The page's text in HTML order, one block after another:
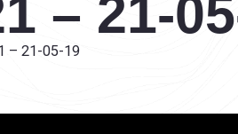
– 21-
– 21-05-19